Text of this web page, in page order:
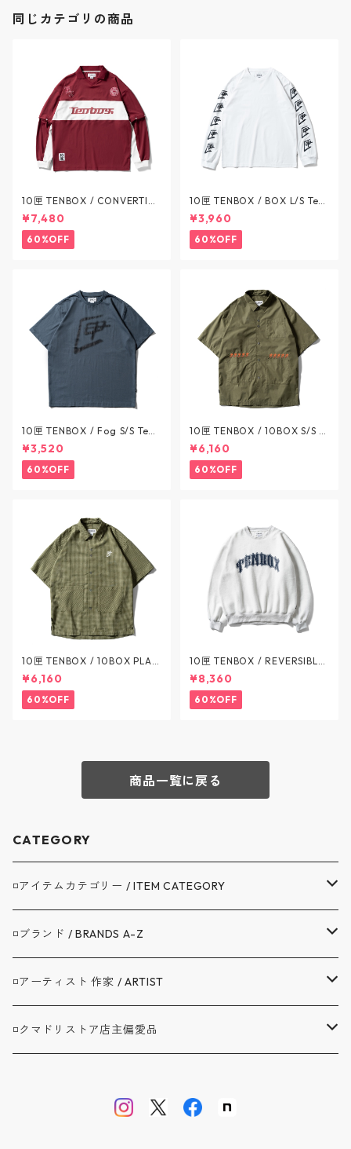
同じカテゴリの商品
10匣 TENBOX / CONVERTIBL
E GAME SHIRT - コンバーチ
ブルゲームシャツ - 3COLOR
/ テンボックス
¥7,480
60%OFF
10匣 TENBOX / BOX L/S Tee
- ボックス L/S Tシャツ - 5CO
LOR / テンボックス
¥3,960
60%OFF
10匣 TENBOX / Fog S/S Tee
- フォグ S/S Tシャツ - 2COL
OR / テンボックス
¥3,520
60%OFF
10匣 TENBOX / 10BOX S/S S
HIRT - 刺繍ロゴ 半袖シャツ -
OLIVE / テンボックス
¥6,160
60%OFF
10匣 TENBOX / 10BOX PLAI
D PATTERN S/S SHIRT - プレ
イドパターン 半袖シャツ - 2C
OLOR / テンボックス
¥6,160
60%OFF
10匣 TENBOX / REVERSIBLE
SWEAT - リバーシブルスウェ
ット - 3COLOR / テンボック
ス
¥8,360
60%OFF
商品一覧に戻る
CATEGORY
◽️アイテムカテゴリー / ITEM CATEGORY
▼アウター / OUTER
コート / COAT
ジャケット / JACKET
カーディガン / CARDIGAN
▼トップス / TOPS
シャツ / SHIRTS
▼ボトムス / BOTTOMS
ロングパンツ / LONG PANTS
◽️ブランド / BRANDS A-Z
A.G.SPALDING&BROS. / スポルディング
BAG'n'NOUN / バッグンナウン
◽️アーティスト 作家 / ARTIST
BANDAIYA(ばんだいや)
◽️クマドリストア店主偏愛品